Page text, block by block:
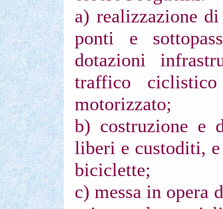
a) realizzazione
ponti e
dotazioni
traffico
motorizzato;
b) costruzione e
liberi e custoditi,
biciclette;
c) messa in opera